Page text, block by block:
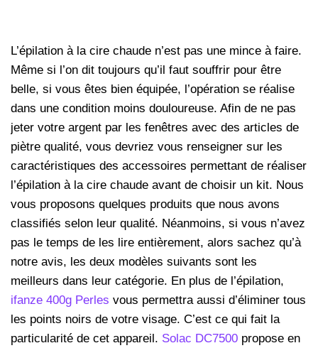
L’épilation à la cire chaude n’est pas une mince à faire.
Même si l’on dit toujours qu’il faut souffrir pour être
belle, si vous êtes bien équipée, l’opération se réalise
dans une condition moins douloureuse. Afin de ne pas
jeter votre argent par les fenêtres avec des articles de
piètre qualité, vous devriez vous renseigner sur les
caractéristiques des accessoires permettant de réaliser
l’épilation à la cire chaude avant de choisir un kit. Nous
vous proposons quelques produits que nous avons
classifiés selon leur qualité. Néanmoins, si vous n’avez
pas le temps de les lire entièrement, alors sachez qu’à
notre avis, les deux modèles suivants sont les
meilleurs dans leur catégorie. En plus de l’épilation,
ifanze 400g Perles vous permettra aussi d’éliminer tous
les points noirs de votre visage. C’est ce qui fait la
particularité de cet appareil. Solac DC7500 propose en